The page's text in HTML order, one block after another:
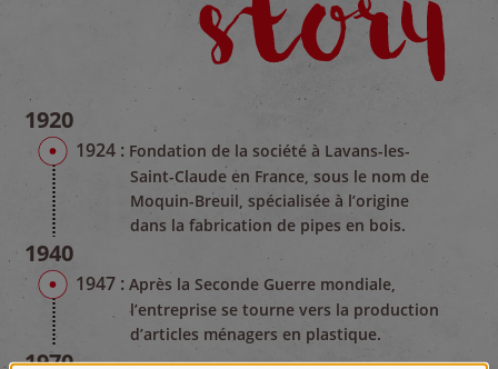
1920
1924 : Fondation de la société à Lavans-les-
Saint-Claude en France, sous le nom de
Moquin-Breuil, spécialisée à l’origine
dans la fabrication de pipes en bois.
1940
1947 : Après la Seconde Guerre mondiale,
l’entreprise se tourne vers la production
d’articles ménagers en plastique.
1970